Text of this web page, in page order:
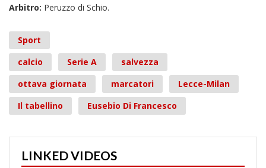
Arbitro: Peruzzo di Schio.
Sport
calcio
Serie A
salvezza
ottava giornata
marcatori
Lecce-Milan
Il tabellino
Eusebio Di Francesco
LINKED VIDEOS